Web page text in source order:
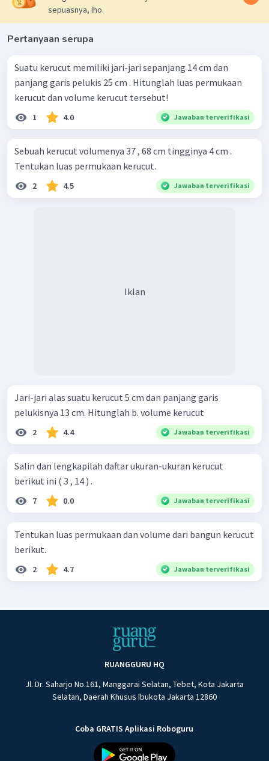
sepuasnya, lho.
Pertanyaan serupa
Suatu kerucut memiliki jari-jari sepanjang 14 cm dan
panjang garis pelukis 25 cm . Hitunglah luas permukaan
kerucut dan volume kerucut tersebut!
1 4.0 Jawaban terverifikasi
Sebuah kerucut volumenya 37 , 68 cm tingginya 4 cm .
Tentukan luas permukaan kerucut.
2 4.5 Jawaban terverifikasi
Iklan
Jari-jari alas suatu kerucut 5 cm dan panjang garis
pelukisnya 13 cm. Hitunglah b. volume kerucut
2 4.4 Jawaban terverifikasi
Salin dan lengkapilah daftar ukuran-ukuran kerucut
berikut ini ( 3 , 14 ) .
7 0.0 Jawaban terverifikasi
Tentukan luas permukaan dan volume dari bangun kerucut
berikut.
2 4.7 Jawaban terverifikasi
RUANGGURU HQ
Jl. Dr. Saharjo No.161, Manggarai Selatan, Tebet, Kota Jakarta
Selatan, Daerah Khusus Ibukota Jakarta 12860
Coba GRATIS Aplikasi Roboguru